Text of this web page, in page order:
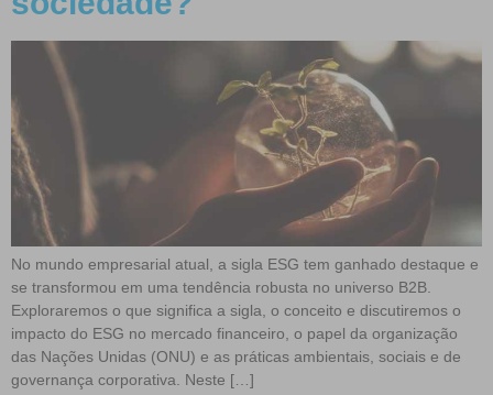
No mundo empresarial atual, a sigla ESG tem ganhado destaque e
se transformou em uma tendência robusta no universo B2B.
Exploraremos o que significa a sigla, o conceito e discutiremos o
impacto do ESG no mercado financeiro, o papel da organização
das Nações Unidas (ONU) e as práticas ambientais, sociais e de
governança corporativa. Neste […]